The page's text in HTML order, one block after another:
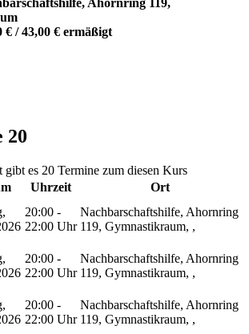
€ / 43,00 € ermäßigt
20
gibt es 20 Termine zum diesen Kurs
Uhrzeit
Ort
20:00 -
22:00 Uhr
Nachbarschaftshilfe, Ahornring
119, Gymnastikraum, ,
20:00 -
22:00 Uhr
Nachbarschaftshilfe, Ahornring
119, Gymnastikraum, ,
20:00 -
22:00 Uhr
Nachbarschaftshilfe, Ahornring
119, Gymnastikraum, ,